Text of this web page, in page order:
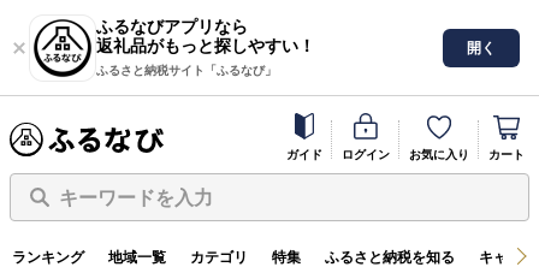
ふるなびアプリなら
返礼品がもっと探しやすい！
ふるさと納税サイト「ふるなび」
開く
ガイド ログイン お気に入り カート
キーワードを入力
ランキング 地域一覧 カテゴリ 特集 ふるさと納税を知る キャン